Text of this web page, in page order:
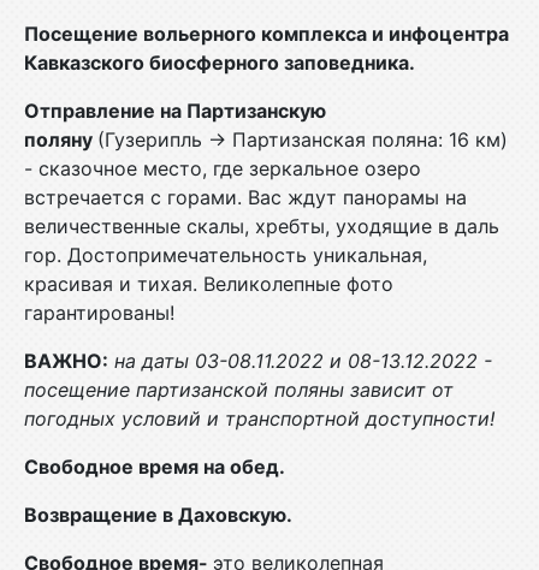
Посещение вольерного комплекса и инфоцентра
Кавказского биосферного заповедника.
Отправление на Партизанскую
поляну (Гузерипль → Партизанская поляна: 16 км)
- сказочное место, где зеркальное озеро
встречается с горами. Вас ждут панорамы на
величественные скалы, хребты, уходящие в даль
гор. Достопримечательность уникальная,
красивая и тихая. Великолепные фото
гарантированы!
ВАЖНО: на даты 03-08.11.2022 и 08-13.12.2022 -
посещение партизанской поляны зависит от
погодных условий и транспортной доступности!
Свободное время на обед.
Возвращение в Даховскую.
Свободное время- это великолепная